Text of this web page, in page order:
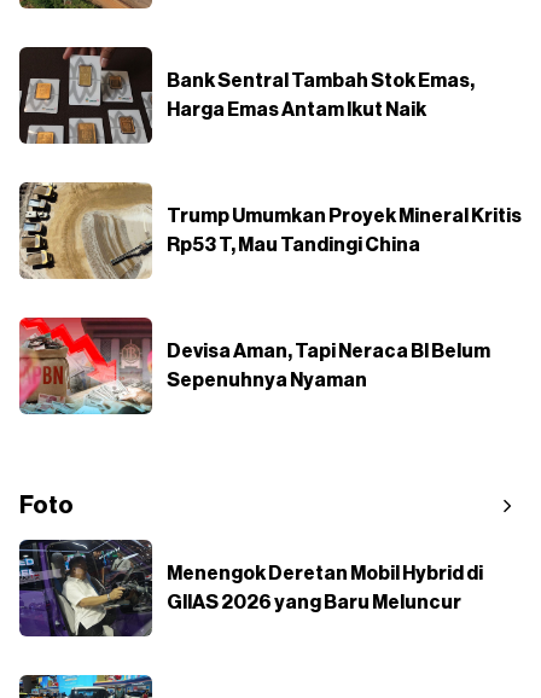
Bank Sentral Tambah Stok Emas,
Harga Emas Antam Ikut Naik
Trump Umumkan Proyek Mineral Kritis
Rp53 T, Mau Tandingi China
Devisa Aman, Tapi Neraca BI Belum
Sepenuhnya Nyaman
Foto
Menengok Deretan Mobil Hybrid di
GIIAS 2026 yang Baru Meluncur